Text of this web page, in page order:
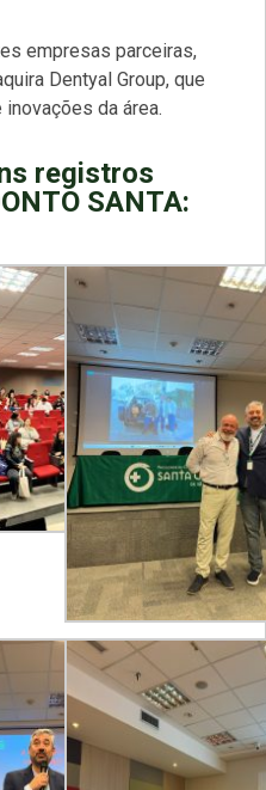
empresas parceiras,
Dentyal Group, que
da área.
registros
SANTA: